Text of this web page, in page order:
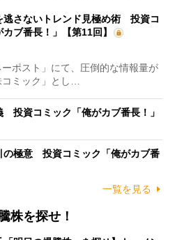
逃さないトレンド見極め術 投資コ
カブ番長！」【第11回】
ポスト」にて、圧倒的な情報量が
ミック」とし…
投資コミック「俺がカブ番長！」
の極意 投資コミック「俺がカブ番
一覧を見る
株を探せ！